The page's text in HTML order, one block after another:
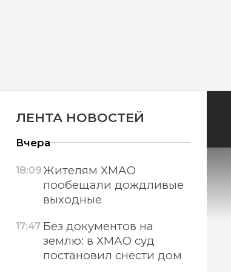
ЛЕНТА НОВОСТЕЙ
Вчера
18:09Жителям ХМАО
пообещали дождливые
выходные
17:47 Без документов на
землю: в ХМАО суд
постановил снести дом